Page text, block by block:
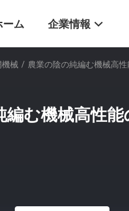
ーム 企業情報
械 / 農業の陰の純編む機械高
編む機械高性